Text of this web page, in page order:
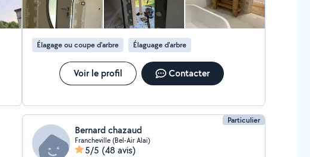
Élagage ou coupe d'arbre Élaguage d'arbre
Voir le profil Contacter
Particulier
Bernard chazaud
Francheville (Bel-Air Alai)
5/5 (48 avis)